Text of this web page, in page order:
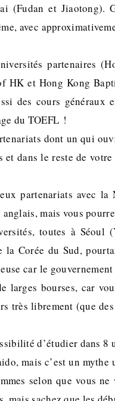
(Fudan et Jiaotong).
avec
partenaires
HK et Hong Kong
des cours
du TOEFL !
dont un qui
et dans le reste de
partenariats avec
mais vous
toutes à Séoul
la Corée du Sud,
car le
larges bourses, car
très librement (que
d’étudier dans
mais c’est un
selon que vous